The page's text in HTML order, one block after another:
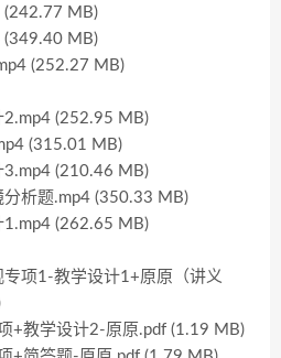
MB)
MB)
(252.27 MB)
(252.95 MB)
(315.01 MB)
(210.46 MB)
析题.mp4 (350.33 MB)
(262.65 MB)
1-教学设计1+原原（讲义
学设计2-原原.pdf (1.19 MB)